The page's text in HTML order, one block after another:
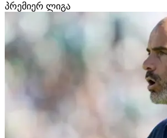
პრემიერ ლიგა